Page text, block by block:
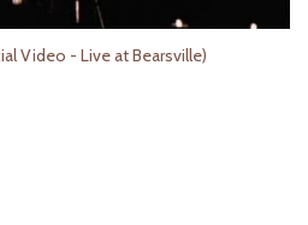
Video - Live at Bearsville)